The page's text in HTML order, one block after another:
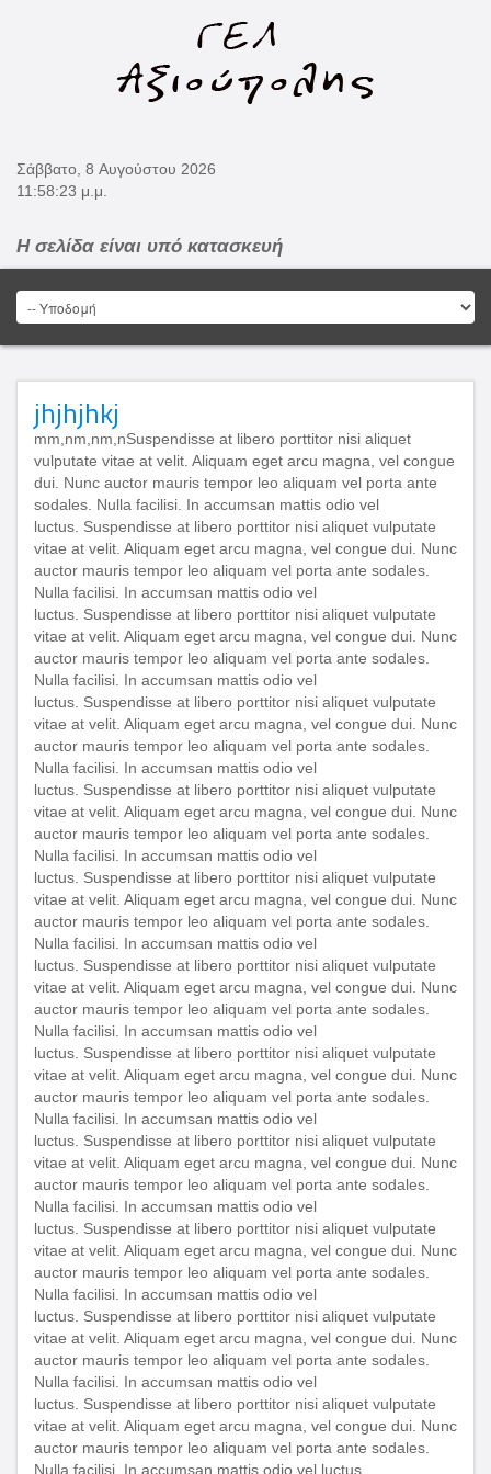
Σάββατο, 8 Αυγούστου 2026
11:58:23 μ.μ.
Η σελίδα είναι υπό κατασκευή
jhjhjhkj
mm,nm,nm,nSuspendisse at libero porttitor nisi aliquet
vulputate vitae at velit. Aliquam eget arcu magna, vel congue
dui. Nunc auctor mauris tempor leo aliquam vel porta ante
sodales. Nulla facilisi. In accumsan mattis odio vel
luctus. Suspendisse at libero porttitor nisi aliquet vulputate
vitae at velit. Aliquam eget arcu magna, vel congue dui. Nunc
auctor mauris tempor leo aliquam vel porta ante sodales.
Nulla facilisi. In accumsan mattis odio vel
luctus. Suspendisse at libero porttitor nisi aliquet vulputate
vitae at velit. Aliquam eget arcu magna, vel congue dui. Nunc
auctor mauris tempor leo aliquam vel porta ante sodales.
Nulla facilisi. In accumsan mattis odio vel
luctus. Suspendisse at libero porttitor nisi aliquet vulputate
vitae at velit. Aliquam eget arcu magna, vel congue dui. Nunc
auctor mauris tempor leo aliquam vel porta ante sodales.
Nulla facilisi. In accumsan mattis odio vel
luctus. Suspendisse at libero porttitor nisi aliquet vulputate
vitae at velit. Aliquam eget arcu magna, vel congue dui. Nunc
auctor mauris tempor leo aliquam vel porta ante sodales.
Nulla facilisi. In accumsan mattis odio vel
luctus. Suspendisse at libero porttitor nisi aliquet vulputate
vitae at velit. Aliquam eget arcu magna, vel congue dui. Nunc
auctor mauris tempor leo aliquam vel porta ante sodales.
Nulla facilisi. In accumsan mattis odio vel
luctus. Suspendisse at libero porttitor nisi aliquet vulputate
vitae at velit. Aliquam eget arcu magna, vel congue dui. Nunc
auctor mauris tempor leo aliquam vel porta ante sodales.
Nulla facilisi. In accumsan mattis odio vel
luctus. Suspendisse at libero porttitor nisi aliquet vulputate
vitae at velit. Aliquam eget arcu magna, vel congue dui. Nunc
auctor mauris tempor leo aliquam vel porta ante sodales.
Nulla facilisi. In accumsan mattis odio vel
luctus. Suspendisse at libero porttitor nisi aliquet vulputate
vitae at velit. Aliquam eget arcu magna, vel congue dui. Nunc
auctor mauris tempor leo aliquam vel porta ante sodales.
Nulla facilisi. In accumsan mattis odio vel
luctus. Suspendisse at libero porttitor nisi aliquet vulputate
vitae at velit. Aliquam eget arcu magna, vel congue dui. Nunc
auctor mauris tempor leo aliquam vel porta ante sodales.
Nulla facilisi. In accumsan mattis odio vel
luctus. Suspendisse at libero porttitor nisi aliquet vulputate
vitae at velit. Aliquam eget arcu magna, vel congue dui. Nunc
auctor mauris tempor leo aliquam vel porta ante sodales.
Nulla facilisi. In accumsan mattis odio vel
luctus. Suspendisse at libero porttitor nisi aliquet vulputate
vitae at velit. Aliquam eget arcu magna, vel congue dui. Nunc
auctor mauris tempor leo aliquam vel porta ante sodales.
Nulla facilisi. In accumsan mattis odio vel luctus.